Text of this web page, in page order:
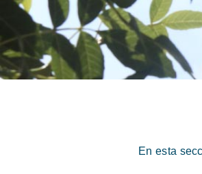
En esta